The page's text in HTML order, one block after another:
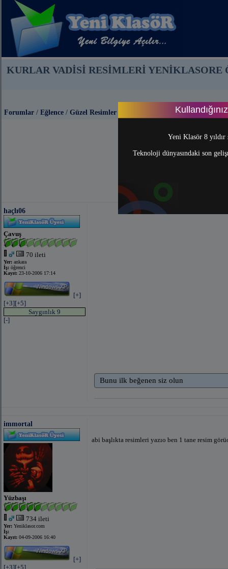
Yeni Klasör 8
Teknoloji dünyasındaki son
KURLAR VADİSİ RESİMLERİ YENİKLASORE
Forumlar / Eğlence / Güzel Resimler
haçlı06
Çavuş
70 ileti
Yer: ankara
İş: öğrenci
Kayıt: 23-10-2006 17:14
[+]
[+3][+5]
Saygınlık 9
[-]
Bunu ilk beğenen siz olun
immortal
Yüzbaşı
734 ileti
Yer: Yeniklasor.com
İş:
Kayıt: 04-09-2006 16:40
[+]
[+3][+5]
abi başlıkta resimleri yazıo ben 1 tane resim